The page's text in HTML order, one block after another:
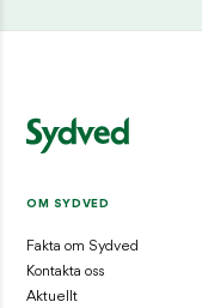
OM SYDVED
Fakta om Sydved
Kontakta oss
Aktuellt